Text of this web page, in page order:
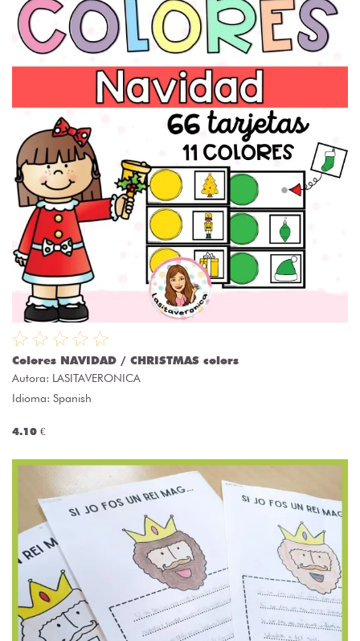
Colores NAVIDAD / CHRISTMAS colors
Autora: LASITAVERONICA
Idioma: Spanish
4.10 €